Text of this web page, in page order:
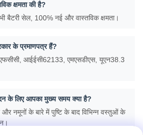
क्षमता की है?
बैटरी सेल, 100% नई और वास्तविक क्षमता।
के प्रमाणपत्र हैं?
आईईसी62133, एमएसडीएस, यूएन38.3
के लिए आपका मुख्य समय क्या है?
और नमूनों के बारे में पुष्टि के बाद विभिन्न वस्तुओं के